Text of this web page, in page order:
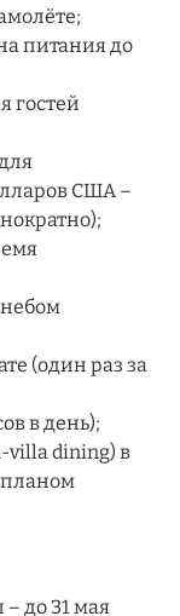
ABU DHABI:
питания до
гостей
США –
(один раз за
в день);
villa dining) в
планом
до 31 мая